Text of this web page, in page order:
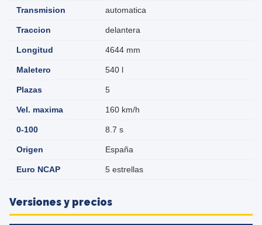
Transmision automatica
Traccion delantera
Longitud 4644 mm
Maletero 540 l
Plazas 5
Vel. maxima 160 km/h
0-100 8.7 s
Origen España
Euro NCAP 5 estrellas
Versiones y precios